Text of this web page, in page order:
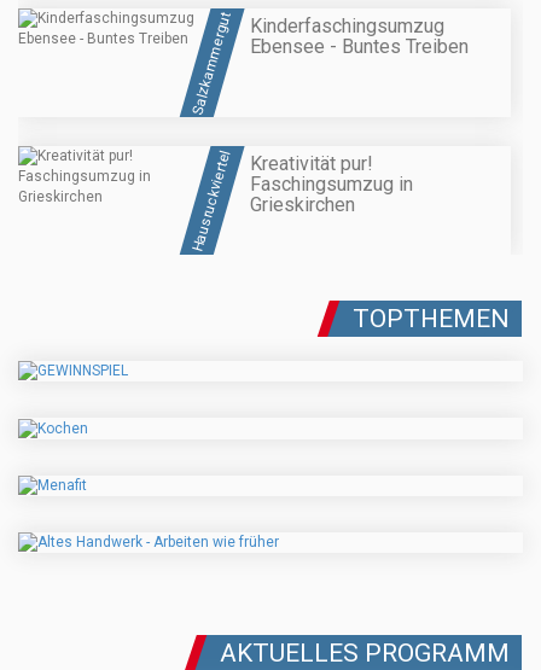
Salzkammergut
Kinderfaschingsumzug
Ebensee - Buntes Treiben
Hausruckviertel
Kreativität pur!
Faschingsumzug in
Grieskirchen
TOPTHEMEN
AKTUELLES PROGRAMM